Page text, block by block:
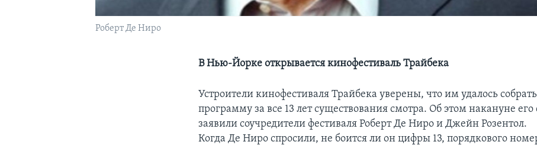
Роберт Де Ниро
В Нью-Йорке открывается кинофестиваль Трайбека
Устроители кинофестиваля Трайбека уверены, что им удалось
программу за все 13 лет существования смотра. Об этом накануне
заявили соучредители фестиваля Роберт Де Ниро и Джейн Розентол.
Когда Де Ниро спросили, не боится ли он цифры 13, порядкового